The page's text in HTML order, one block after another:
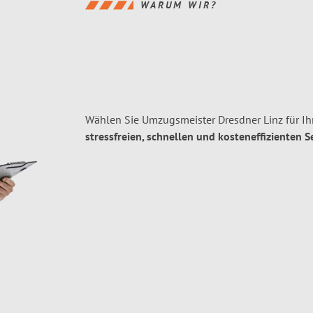
WARUM WIR?
Wählen Sie Umzugsmeister Dresdner Linz für
stressfreien, schnellen und kosteneffizienten